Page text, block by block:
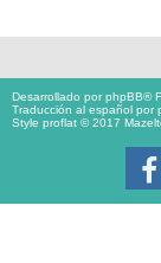
Desarrollado porphpBB®
Traducción al español por
Style proflat © 2017